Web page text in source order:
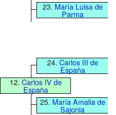
23. María Luisa de
Parma
24. Carlos III de
España
12. Carlos IV de
España
25. María Amalia de
Sajonia